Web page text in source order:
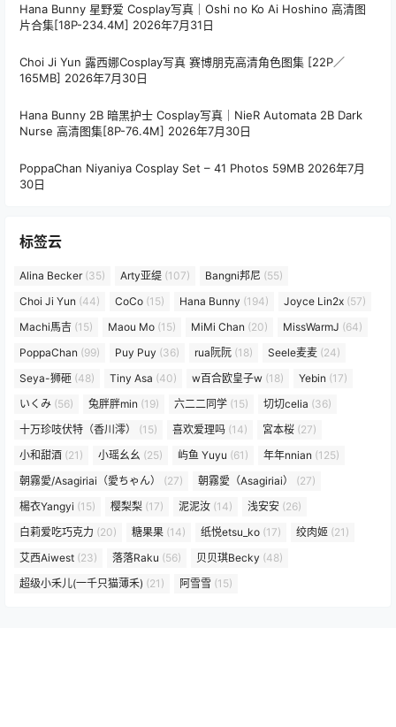
Hana Bunny 星野爱 Cosplay写真｜Oshi no Ko Ai Hoshino 高清图
片合集[18P-234.4M] 2026年7月31日
Choi Ji Yun 露西娜Cosplay写真 赛博朋克高清角色图集 [22P／
165MB] 2026年7月30日
Hana Bunny 2B 暗黑护士 Cosplay写真｜NieR Automata 2B Dark
Nurse 高清图集[8P-76.4M] 2026年7月30日
PoppaChan Niyaniya Cosplay Set – 41 Photos 59MB 2026年7月
30日
标签云
Alina Becker(35) Arty亚缇 (107) Bangni邦尼 (55)
Choi Ji Yun (44) CoCo (15) Hana Bunny (194) Joyce Lin2x (57)
Machi馬吉 (15) Maou Mo (15) MiMi Chan (20) MissWarmJ (64)
PoppaChan (99) Puy Puy (36) rua阮阮 (18) Seele麦麦 (24)
Seya-狮砸 (48) Tiny Asa (40) w百合欧皇子w (18) Yebin (17)
いくみ (56) 兔胖胖min (19) 六二二同学 (15) 切切celia (36)
十万珍吱伏特（香川澪）
(15) 喜欢爱理吗 (14) 宮本桜 (27)
小和甜酒 (21) 小瑶幺幺 (25) 屿鱼 Yuyu (61) 年年nnian (125)
朝霧愛/Asagiriai（愛ちゃん）
(27) 朝霧愛（Asagiriai）
(27)
楊衣Yangyi (15) 樱梨梨 (17) 泥泥汝 (14) 浅安安 (26)
白莉爱吃巧克力 (20) 糖果果 (14) 纸悦etsu_ko (17) 绞肉姬 (21)
艾西Aiwest (23) 落落Raku (56) 贝贝琪Becky (48)
超级小禾儿(一千只猫薄禾) (21) 阿雪雪 (15)